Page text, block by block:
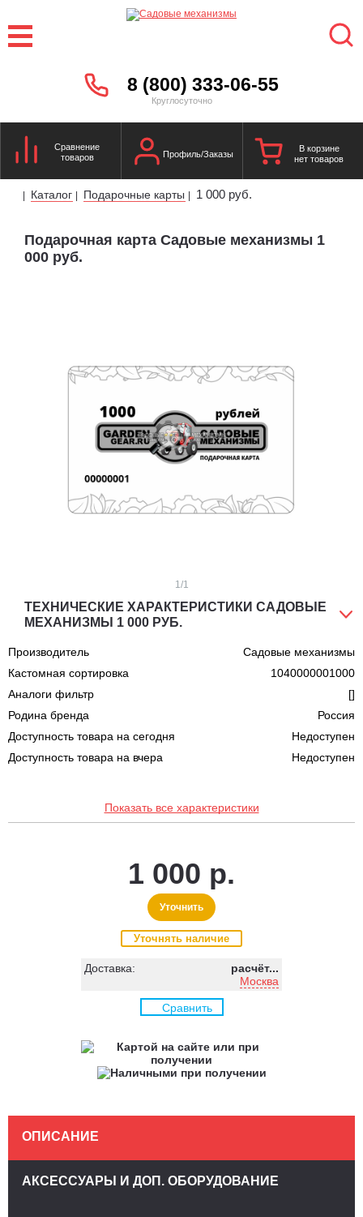
8 (800) 333-06-55
Круглосуточно
Сравнение
товаров
Профиль/Заказы
В корзине
нет товаров
| Каталог | Подарочные карты | 1 000 руб.
Подарочная карта Садовые механизмы 1
000 руб.
1 /1
ТЕХНИЧЕСКИЕ ХАРАКТЕРИСТИКИ САДОВЫЕ
МЕХАНИЗМЫ 1 000 РУБ.
Производитель
Садовые механизмы
Кастомная сортировка
1040000001000
Аналоги фильтр
[]
Родина бренда
Россия
Доступность товара на сегодня
Недоступен
Доступность товара на вчера
Недоступен
Показать все характеристики
1 000 р.
Уточнить
Уточнять наличие
Доставка:
расчёт...
Москва
Сравнить
ОПИСАНИЕ
АКСЕССУАРЫ И ДОП. ОБОРУДОВАНИЕ